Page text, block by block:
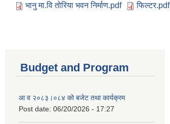
भानु मा.वि तोरिया भवन निर्माण.pdf
फिल्टर.pdf
Budget and Program
आ व २०८३।०८४ को बजेट तथा कार्यक्रम
Post date: 06/20/2026 - 17:27